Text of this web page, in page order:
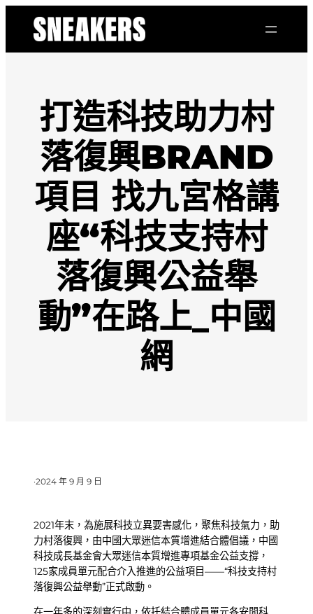
打造科技助力村
落復興BRAND
項目 找九宮格講
座“科技支持村
落復興公益舉
動”在路上_中國
網
·2024 年 9 月 9 日
2021年末，為施展科技立異要害感化，聚焦科技氣力，助
力村落復興，由中國大眾迷信本質增進結合體倡議，中國
科技成長基金會大眾迷信本質增進專項基金公益支撐，
125家成員單元配合介入推進的公益項目——“科技支持村
落復興公益舉動”正式啟動。